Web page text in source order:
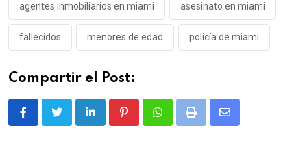
agentes inmobiliarios en miami asesinato en miami
fallecidos menores de edad policía de miami
Compartir el Post:
LinkedIn PinterestWhatsappPrint
Share